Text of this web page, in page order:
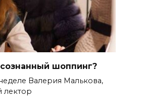
шоппинг?
Валерия Малькова,
лектор